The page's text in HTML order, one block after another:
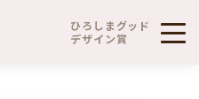
ひろしまグッド
デザイン賞